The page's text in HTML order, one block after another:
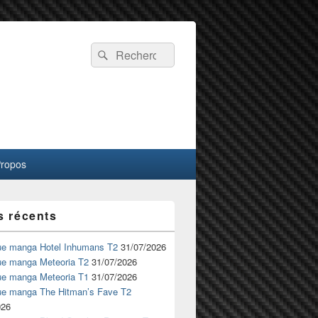
Recherche :
Rechercher
récents
manga Hotel Inhumans T2 31/07/2026
manga Meteoria T2 31/07/2026
manga Meteoria T1 31/07/2026
manga The Hitman’s Fave T2